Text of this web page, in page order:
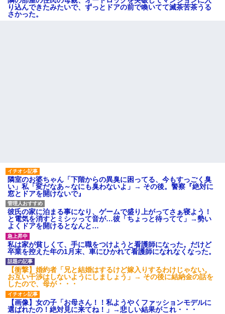
り込んできたみたいで、ずっとドアの前で喚いてて滅茶苦茶うる
さかった。
隣室のお婆ちゃん「下階からの異臭に困ってる、今もすっごく臭
い」私「変だなあ～なにも臭わないよ」→ その後。警察『絶対に
窓とドアを開けないで』
彼氏の家に泊まる事になり、ゲームで盛り上がってさぁ寝よう！
と電気を消すとミシッって音が…彼「ちょっと待ってて」→勢い
よくドアを開けるとなんと…
私は家が貧しくて、手に職をつけようと看護師になった。だけど
卒業を控えた年の1月末、車にひかれて看護師になれなくなった。
【衝撃】婚約者「兄と結婚はするけど嫁入りするわけじゃない。
お互い干渉はしないようにしましょう」→ その後に結納金の話を
したので、母が・・・
【画像】女の子「お母さん！！私ようやくファッションモデルに
選ばれたの！絶対見に来てね！」→悲しい結果がこれ・・・